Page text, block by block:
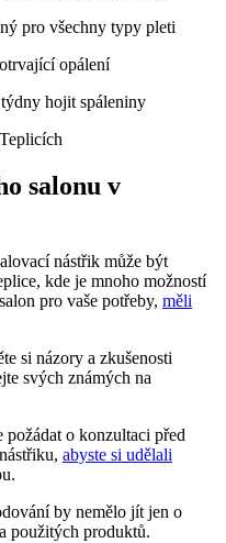
pro všechny typy pleti
opálení
hojit spáleniny
salonu v
nástřik může být
kde je mnoho možností
pro vaše potřeby, měli
si názory a zkušenosti
svých známých na
požádat o konzultaci před
abyste si udělali
by nemělo jít jen o
použitých produktů.